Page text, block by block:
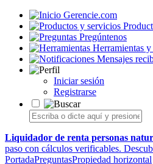
Gerencie.com
Pregúntenos
Herramientas
Mensajes
Iniciar sesión
Registrarse
Liquidador de renta personas
paso con cálculos verificables.
PortadaPreguntasPropiedad horizontal